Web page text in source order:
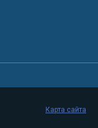
Карта сайта